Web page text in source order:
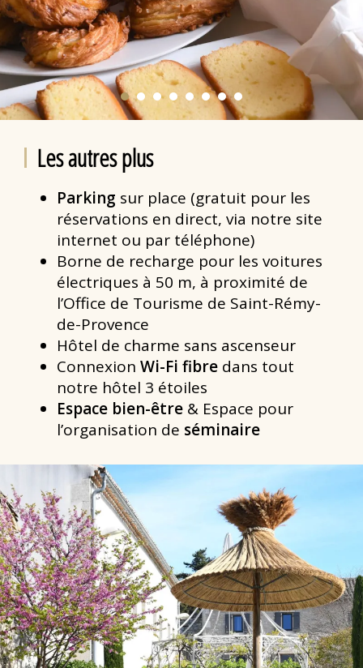
Les autres plus
Parking sur place (gratuit pour les
réservations en direct, via notre site
internet ou par téléphone)
Borne de recharge pour les voitures
électriques à 50 m, à proximité de
l’Office de Tourisme de Saint-Rémy-
de-Provence
Hôtel de charme sans ascenseur
Connexion Wi-Fi fibre dans tout
notre hôtel 3 étoiles
Espace bien-être & Espace pour
l’organisation de séminaire